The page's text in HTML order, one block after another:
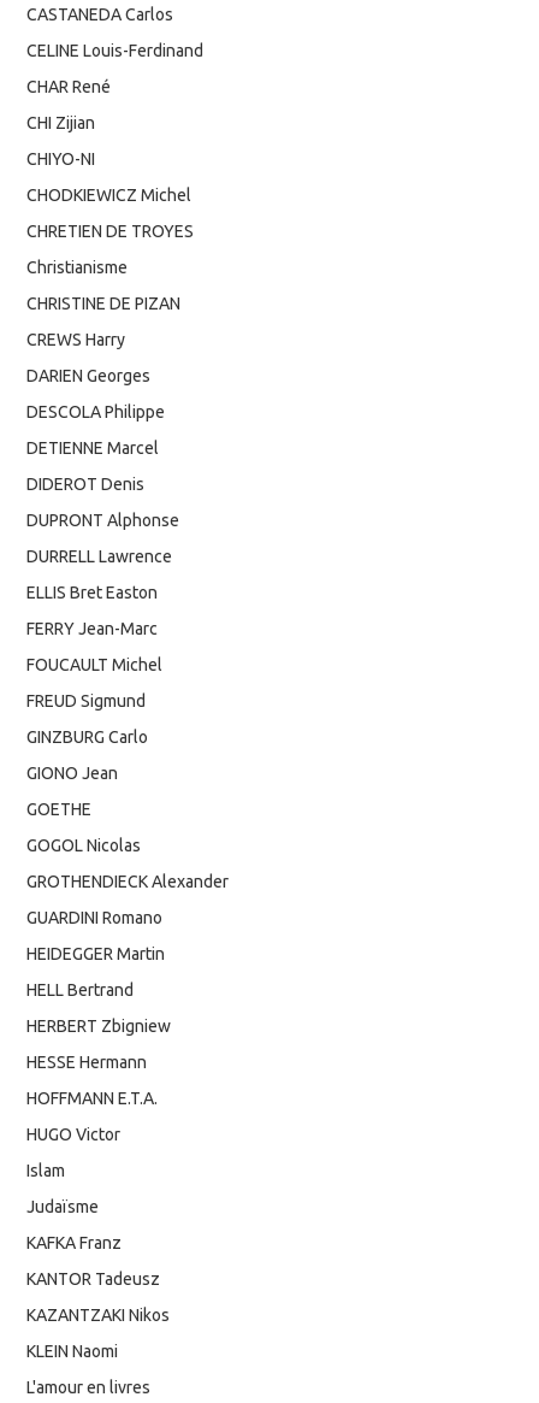
CASTANEDA Carlos
CELINE Louis-Ferdinand
CHAR René
CHI Zijian
CHIYO-NI
CHODKIEWICZ Michel
CHRETIEN DE TROYES
Christianisme
CHRISTINE DE PIZAN
CREWS Harry
DARIEN Georges
DESCOLA Philippe
DETIENNE Marcel
DIDEROT Denis
DUPRONT Alphonse
DURRELL Lawrence
ELLIS Bret Easton
FERRY Jean-Marc
FOUCAULT Michel
FREUD Sigmund
GINZBURG Carlo
GIONO Jean
GOETHE
GOGOL Nicolas
GROTHENDIECK Alexander
GUARDINI Romano
HEIDEGGER Martin
HELL Bertrand
HERBERT Zbigniew
HESSE Hermann
HOFFMANN E.T.A.
HUGO Victor
Islam
Judaïsme
KAFKA Franz
KANTOR Tadeusz
KAZANTZAKI Nikos
KLEIN Naomi
L'amour en livres